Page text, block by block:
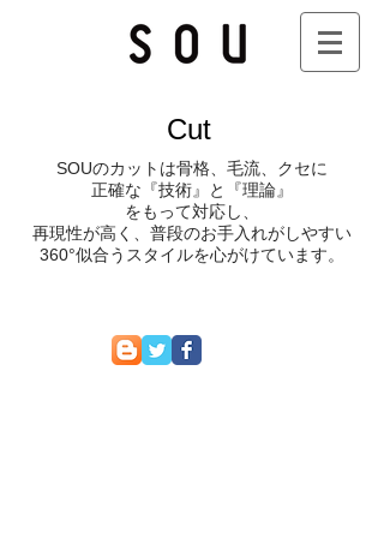
Cut
SOUのカットは骨格、毛流、クセに
正確な『技術』と『理論』
をもって対応し、
再現性が高く、普段のお手入れがしやすい
360°似合うスタイルを心がけています。